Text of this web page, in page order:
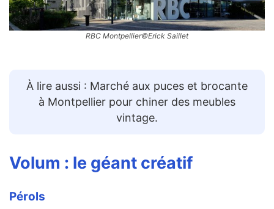
RBC Montpellier©Erick Saillet
À lire aussi : Marché aux puces et brocante
à Montpellier pour chiner des meubles
vintage.
Volum : le géant créatif
Pérols